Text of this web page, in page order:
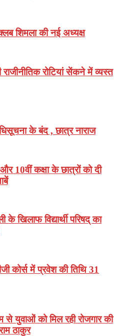
शिमला की नई अध्यक्ष
राजीनीतिक रोटियां सेंकने में व्यस्त
के बंद , छात्र नाराज
10वीं कक्षा के छात्रों को दी
के खिलाफ विद्यार्थी परिषद् का
कोर्स में प्रवेश की तिथि 31
से युवाओं को मिल रही रोजगार की
ठाकुर